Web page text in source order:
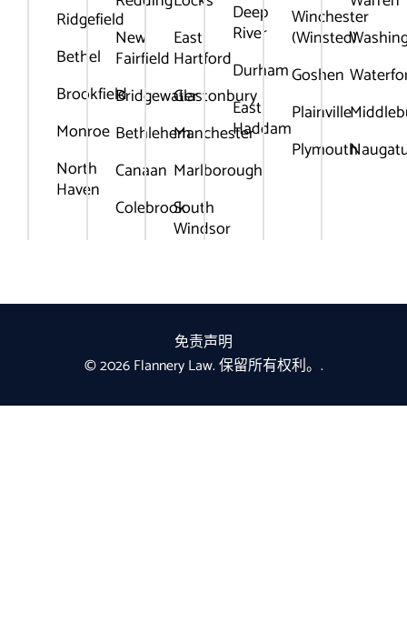
Ridgefield
Bethel
Brookfield
Monroe
North
Haven
New
Fairfield
Bridgewater
Bethlehem
Canaan
Colebrook
East
Hartford
Glastonbury
Manchester
Marlborough
South
Windsor
Deep
River
Durham
East
Haddam
Winchester
(Winsted)
Goshen
Plainville
Plymouth
免责声明
© 2026 Flannery Law. 保留所有权利。.